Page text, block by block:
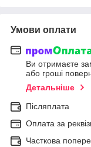
Умови оплати
Ви отримаєте
або гроші
Детальніше
Післяплата
Оплата за
Часткова